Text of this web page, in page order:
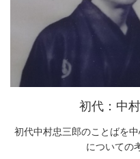
初代：中
初代中村忠三郎のことばを
についての